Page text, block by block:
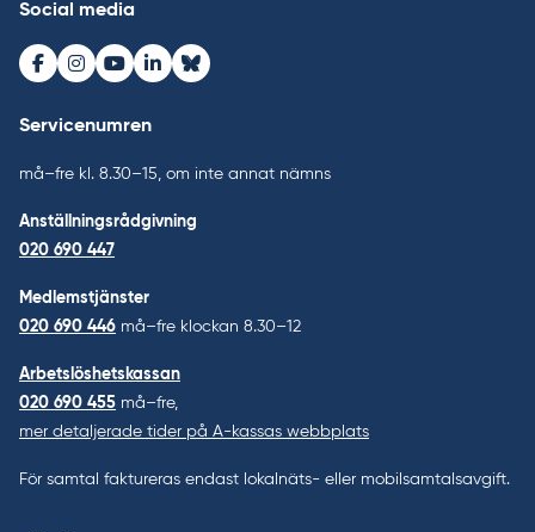
Social media
Facebook
Instagram
Youtube
LinkedInBluesky
Servicenumren
må–fre kl. 8.30–15, om inte annat nämns
Anställningsrådgivning
020 690 447
Medlemstjänster
020 690 446 må–fre klockan 8.30–12
Arbetslöshetskassan
020 690 455 må–fre,
mer detaljerade tider på A-kassas webbplats
För samtal faktureras endast lokalnäts- eller mobilsamtalsavgift.